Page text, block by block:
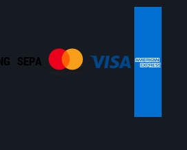
SEPA